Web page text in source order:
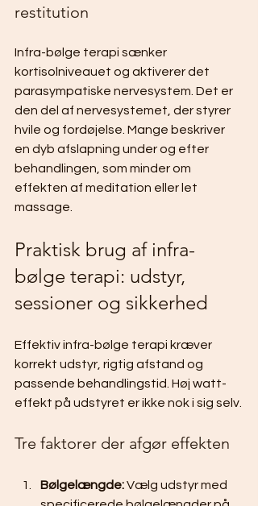
restitution
Infra-bølge terapi sænker
kortisolniveauet og aktiverer det
parasympatiske nervesystem. Det er
den del af nervesystemet, der styrer
hvile og fordøjelse. Mange beskriver
en dyb afslapning under og efter
behandlingen, som minder om
effekten af meditation eller let
massage.
Praktisk brug af infra-
bølge terapi: udstyr,
sessioner og sikkerhed
Effektiv infra-bølge terapi kræver
korrekt udstyr, rigtig afstand og
passende behandlingstid. Høj watt-
effekt på udstyret er ikke nok i sig selv.
Tre faktorer der afgør effekten
Bølgelængde: Vælg udstyr med